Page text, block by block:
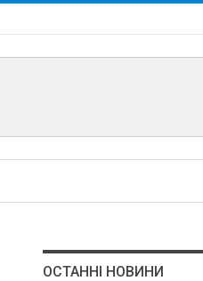
ОСТАННІ НОВИНИ